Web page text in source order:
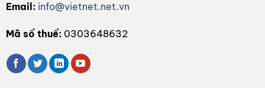
Email: info@vietnet.net.vn
Mã số thuế: 0303648632